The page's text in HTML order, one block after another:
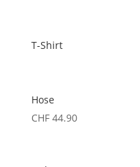
T-Shirt
Hose
CHF44.90